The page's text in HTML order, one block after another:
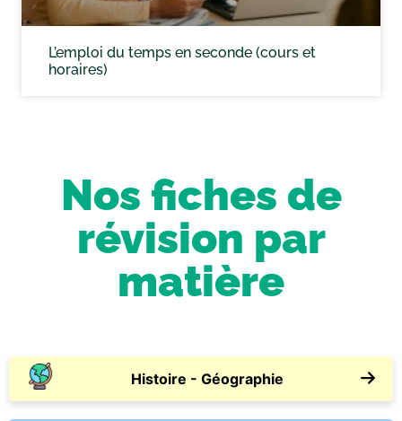
L’emploi du temps en seconde (cours et
horaires)
Nos fiches de
révision par
matière
Histoire - Géographie